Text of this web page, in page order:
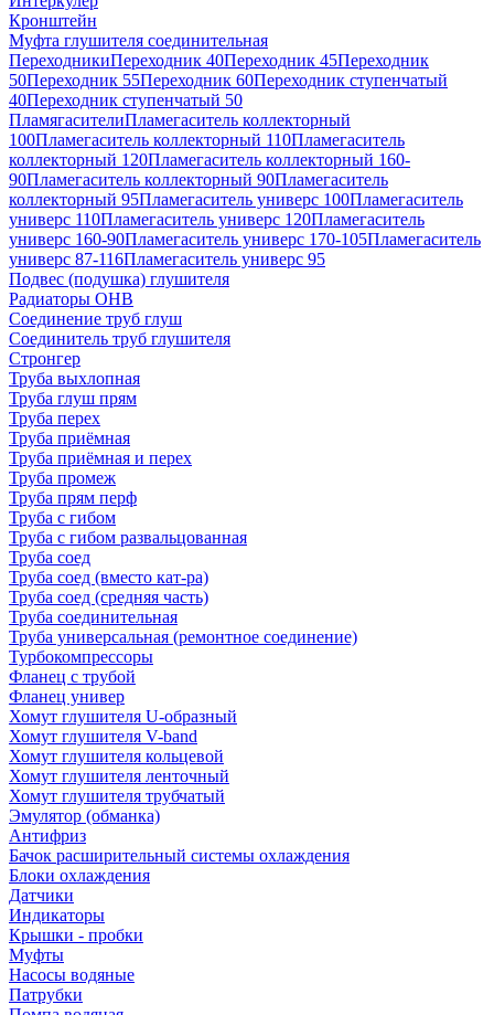
Кронштейн
Муфта глушителя соединительная
ПереходникиПереходник 40Переходник 45Переходник
50Переходник 55Переходник 60Переходник ступенчатый
40Переходник ступенчатый 50
ПламягасителиПламегаситель коллекторный
100Пламегаситель коллекторный 110Пламегаситель
коллекторный 120Пламегаситель коллекторный 160-
90Пламегаситель коллекторный 90Пламегаситель
коллекторный 95Пламегаситель универс 100Пламегаситель
универс 110Пламегаситель универс 120Пламегаситель
универс 160-90Пламегаситель универс 170-105Пламегаситель
универс 87-116Пламегаситель универс 95
Подвес (подушка) глушителя
Радиаторы ОНВ
Соединение труб глуш
Соединитель труб глушителя
Стронгер
Труба выхлопная
Труба глуш прям
Труба перех
Труба приёмная
Труба приёмная и перех
Труба промеж
Труба прям перф
Труба с гибом
Труба с гибом развальцованная
Труба соед
Труба соед (вместо кат-ра)
Труба соед (средняя часть)
Труба соединительная
Труба универсальная (ремонтное соединение)
Турбокомпрессоры
Фланец с трубой
Фланец универ
Хомут глушителя U-образный
Хомут глушителя V-band
Хомут глушителя кольцевой
Хомут глушителя ленточный
Хомут глушителя трубчатый
Эмулятор (обманка)
Антифриз
Бачок расширительный системы охлаждения
Блоки охлаждения
Датчики
Индикаторы
Крышки - пробки
Муфты
Насосы водяные
Патрубки